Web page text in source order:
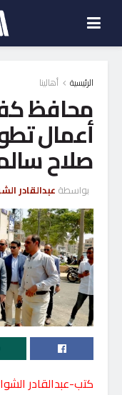
الرئيسية أهالينا
محافظ
أعمال
صلاح
بواسطة عبدالقادر
كتب-عبدالقادر